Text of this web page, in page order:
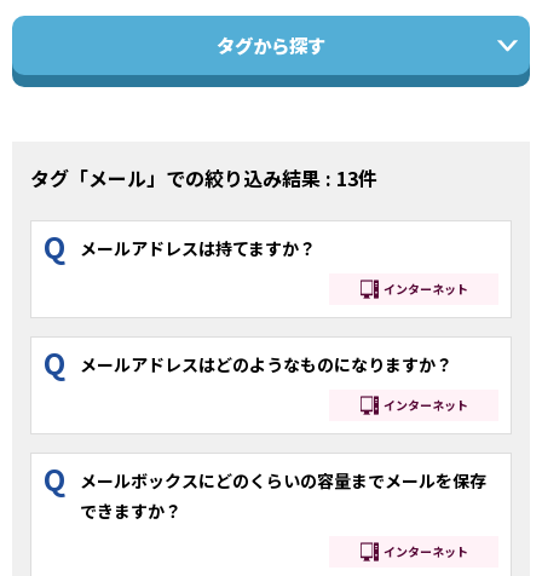
タグから探す
タグ「メール」での絞り込み結果 : 13件
Q メールアドレスは持てますか？
インターネット
Q メールアドレスはどのようなものになりますか？
インターネット
Q
メールボックスにどのくらいの容量までメールを保存
できますか？
インターネット